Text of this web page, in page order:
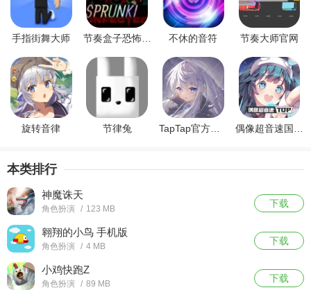
手指街舞大师 节奏盒子恐怖模组 不休的音符 节奏大师官网
旋转音律 节律兔 TapTap官方网站最新版 偶像超音速国际服
本类排行
神魔诛天
角色扮演 / 123 MB 下载
翱翔的小鸟 手机版
角色扮演 / 4 MB 下载
小鸡快跑Z
角色扮演 / 89 MB 下载